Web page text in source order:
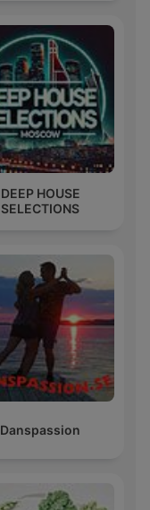
DEEP HOUSE
SELECTIONS
Danspassion